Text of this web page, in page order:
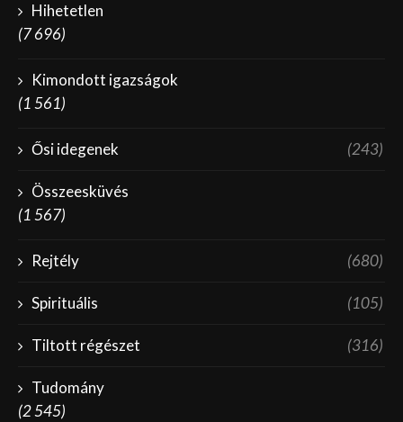
Hihetetlen
(7 696)
Kimondott igazságok
(1 561)
Ősi idegenek (243)
Összeesküvés
(1 567)
Rejtély (680)
Spirituális (105)
Tiltott régészet (316)
Tudomány
(2 545)